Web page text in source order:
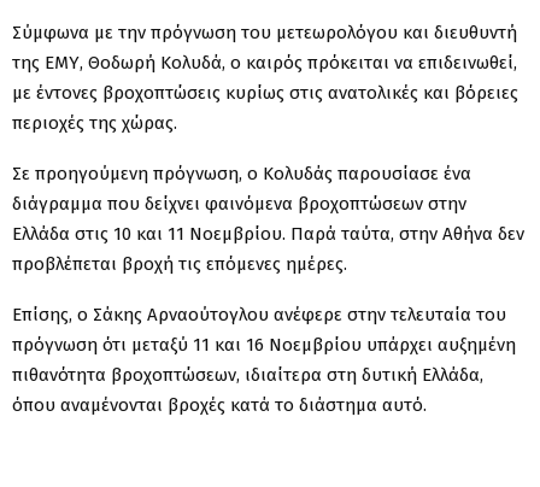
Σύμφωνα με την πρόγνωση του μετεωρολόγου και διευθυντή
της ΕΜΥ, Θοδωρή Κολυδά, ο καιρός πρόκειται να επιδεινωθεί,
με έντονες βροχοπτώσεις κυρίως στις ανατολικές και βόρειες
περιοχές της χώρας.
Σε προηγούμενη πρόγνωση, ο Κολυδάς παρουσίασε ένα
διάγραμμα που δείχνει φαινόμενα βροχοπτώσεων στην
Ελλάδα στις 10 και 11 Νοεμβρίου. Παρά ταύτα, στην Αθήνα δεν
προβλέπεται βροχή τις επόμενες ημέρες.
Επίσης, ο Σάκης Αρναούτογλου ανέφερε στην τελευταία του
πρόγνωση ότι μεταξύ 11 και 16 Νοεμβρίου υπάρχει αυξημένη
πιθανότητα βροχοπτώσεων, ιδιαίτερα στη δυτική Ελλάδα,
όπου αναμένονται βροχές κατά το διάστημα αυτό.